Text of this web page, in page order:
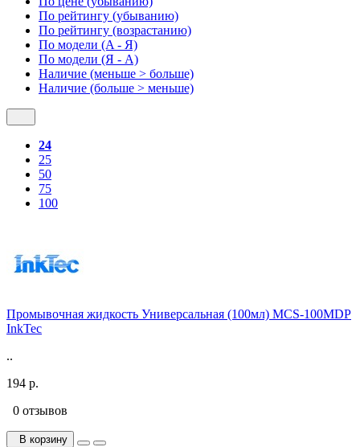
По рейтингу (убыванию)
По рейтингу (возрастанию)
По модели (A - Я)
По модели (Я - A)
Наличие (меньше > больше)
Наличие (больше > меньше)
24
25
50
75
100
Промывочная жидкость Универсальная (100мл) MCS-100MDP
InkTec
..
194 р.
0 отзывов
В корзину